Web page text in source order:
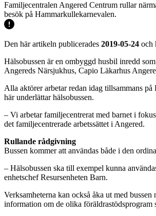
Familjecentralen Angered Centrum rullar
besök på Hammarkullekarnevalen.
Den här artikeln publicerades 2019-05-24 och
Hälsobussen är en ombyggd husbil inredd
Angereds Närsjukhus, Capio Läkarhus
Alla aktörer arbetar redan idag tillsammans
här underlättar hälsobussen.
– Vi arbetar familjecentrerat med barnet i
det familjecentrerade arbetssättet i Angered.
Rullande rådgivning
Bussen kommer att användas både i den
– Hälsobussen ska till exempel kunna
enhetschef Resursenheten Barn.
Verksamheterna kan också åka ut med
information om de olika föräldrastödsprogram